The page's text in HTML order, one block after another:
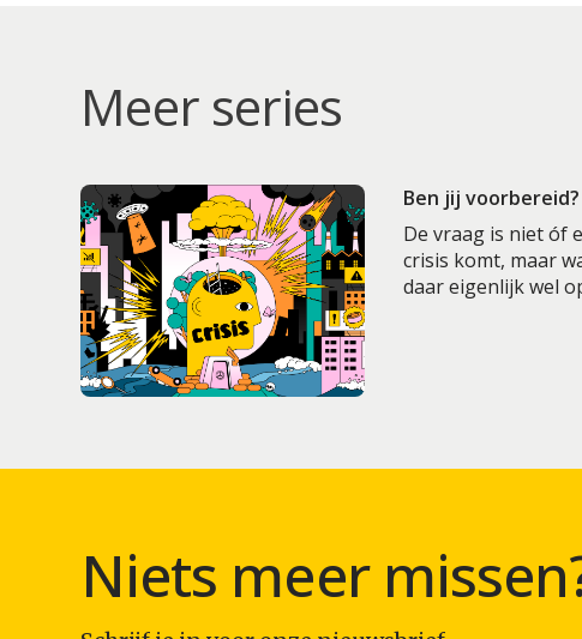
Meer series
Ben jij voorbereid?
De vraag is niet óf
crisis komt, maar
daar eigenlijk wel
Niets meer